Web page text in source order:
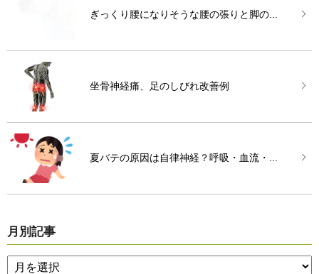
ぎっくり腰になりそうな腰の張りと脚の...
坐骨神経痛、足のしびれ改善例
夏バテの原因は自律神経？呼吸・血流・...
月別記事